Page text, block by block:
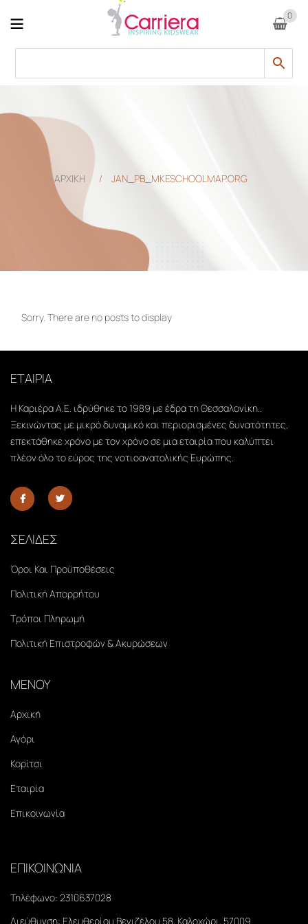
0
ΑΡΧΙΚΗ / JAN_PB_MKESCHOOLMAP.ORG
Sorry. There are no posts to display
ΕΤΑΙΡΙΑ
Η Καριέρα Α.Ε. ιδρύθηκε το 1989 με έδρα τη Θεσσαλονίκη..
Ξεκινώντας με μικρό δυναμικό και περιορισμένες δυνατότητες,
επεκτάθηκε χρόνο με τον χρόνο σε μια εταιρία που καλύπτει
πλέον όλο το εύρος της νοτιοανατολικής Ευρώπης.
ΣΕΛΙΔΕΣ
Όροι Και Προϋποθέσεις
Πολιτική Απορρήτου
Τρόποι Πληρωμή
Πολιτική Επιστροφών & Ακυρώσεων
ΜΕΝΟΥ
Αρχική
Αγόρι
Κορίτσι
Εταιρία
Επικοινωνία
ΕΠΙΚΟΙΝΩΝΙΑ
Τηλέφωνο: 2310637028
Διεύθυνση: Ελευθερίου Βενιζέλου 58, Καλοχώρι, 57009